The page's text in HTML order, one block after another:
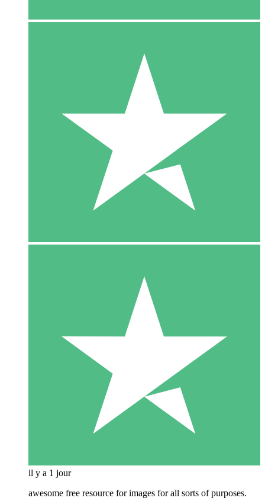
il y a 1 jour
awesome free resource for images for all sorts of purposes.